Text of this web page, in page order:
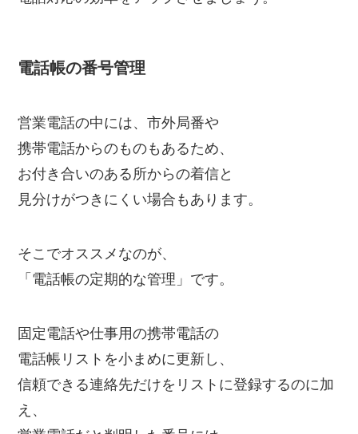
電話帳の番号管理
営業電話の中には、市外局番や
携帯電話からのものもあるため、
お付き合いのある所からの着信と
見分けがつきにくい場合もあります。
そこでオススメなのが、
「電話帳の定期的な管理」です。
固定電話や仕事用の携帯電話の
電話帳リストを小まめに更新し、
信頼できる連絡先だけをリストに登録するのに加
え、